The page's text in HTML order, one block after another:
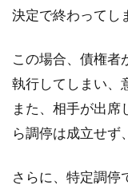
決定で終わってし
この場合、債権者
執行してしまい、
また、相手が出席
ら調停は成立せず
さらに、特定調停